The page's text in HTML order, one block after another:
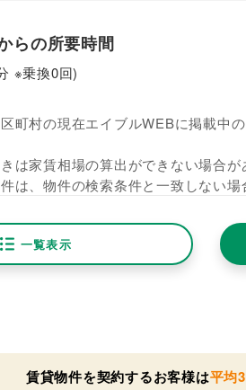
らの所要時間
※乗換0回)
町村の現在エイブルWEBに掲載中
は家賃相場の算出ができない場合が
は、物件の検索条件と一致しない場
一覧表示
賃貸物件を契約するお客様は平均